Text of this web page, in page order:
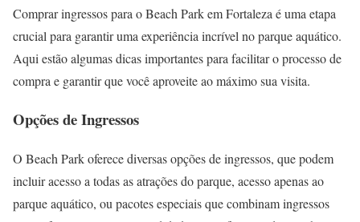
Comprar ingressos para o Beach Park em Fortaleza é uma etapa
crucial para garantir uma experiência incrível no parque aquático.
Aqui estão algumas dicas importantes para facilitar o processo de
compra e garantir que você aproveite ao máximo sua visita.
Opções de Ingressos
O Beach Park oferece diversas opções de ingressos, que podem
incluir acesso a todas as atrações do parque, acesso apenas ao
parque aquático, ou pacotes especiais que combinam ingressos